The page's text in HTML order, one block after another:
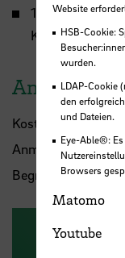
15:50 – 16:30
Kirsten Mentz-
Anmeldung
Kosten: 120 €
Anmeldeschluss
Begrenzte
Website
HSB-Cookie:
wurden.
LDAP-Cookie
den
und Dateien.
Eye-Able®:
Browsers
Matomo
Youtube